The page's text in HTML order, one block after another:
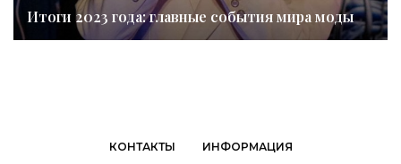
Итоги 2023 года: главные события мира моды
КОНТАКТЫ ИНФОРМАЦИЯ